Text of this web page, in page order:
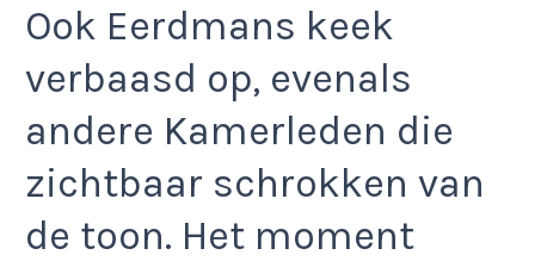
Ook Eerdmans keek
verbaasd op, evenals
andere Kamerleden die
zichtbaar schrokken van
de toon. Het moment